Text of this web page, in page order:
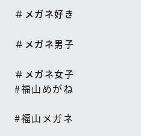
＃メガネ好き
＃メガネ男子
＃メガネ女子
#福山めがね
#福山メガネ